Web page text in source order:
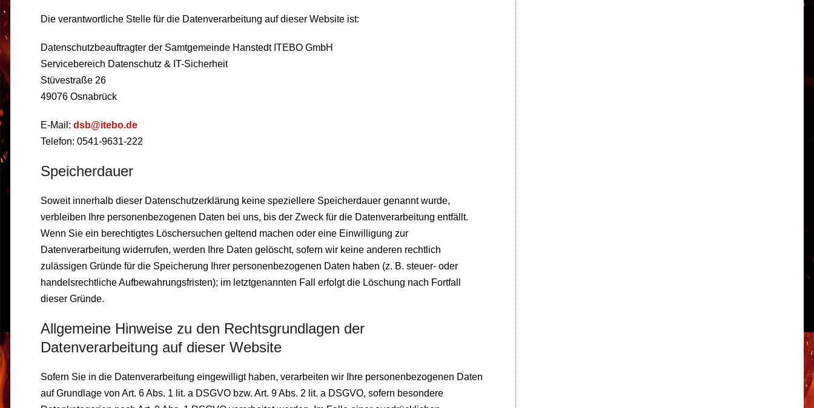
Die verantwortliche Stelle für die Datenverarbeitung auf dieser Website ist:
Datenschutzbeauftragter der Samtgemeinde Hanstedt ITEBO GmbH
Servicebereich Datenschutz & IT-Sicherheit
Stüvestraße 26
49076 Osnabrück
E-Mail:dsb@itebo.de
Telefon: 0541-9631-222
Speicherdauer
Soweit innerhalb dieser Datenschutzerklärung keine speziellere Speicherdauer genannt wurde,
verbleiben Ihre personenbezogenen Daten bei uns, bis der Zweck für die Datenverarbeitung entfällt.
Wenn Sie ein berechtigtes Löschersuchen geltend machen oder eine Einwilligung zur
Datenverarbeitung widerrufen, werden Ihre Daten gelöscht, sofern wir keine anderen rechtlich
zulässigen Gründe für die Speicherung Ihrer personenbezogenen Daten haben (z. B. steuer- oder
handelsrechtliche Aufbewahrungsfristen); im letztgenannten Fall erfolgt die Löschung nach Fortfall
dieser Gründe.
Allgemeine Hinweise zu den Rechtsgrundlagen der
Datenverarbeitung auf dieser Website
Sofern Sie in die Datenverarbeitung eingewilligt haben, verarbeiten wir Ihre personenbezogenen Daten
auf Grundlage von Art. 6 Abs. 1 lit. a DSGVO bzw. Art. 9 Abs. 2 lit. a DSGVO, sofern besondere